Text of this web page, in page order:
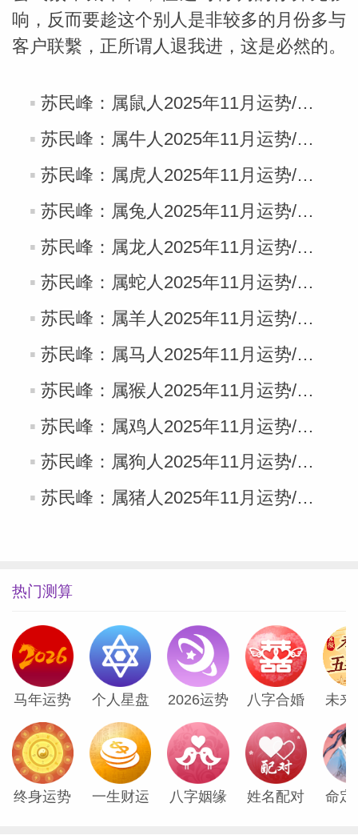
响，反而要趁这个别人是非较多的月份多与
客户联繫，正所谓人退我进，这是必然的。
苏民峰：属鼠人2025年11月运势/丁亥月运势（11.7-12.6）
苏民峰：属牛人2025年11月运势/丁亥月运势（11.7-12.6）
苏民峰：属虎人2025年11月运势/丁亥月运势（11.7-12.6）
苏民峰：属兔人2025年11月运势/丁亥月运势（11.7-12.6）
苏民峰：属龙人2025年11月运势/丁亥月运势（11.7-12.6）
苏民峰：属蛇人2025年11月运势/丁亥月运势（11.7-12.6）
苏民峰：属羊人2025年11月运势/丁亥月运势（11.7-12.6）
苏民峰：属马人2025年11月运势/丁亥月运势（11.7-12.6）
苏民峰：属猴人2025年11月运势/丁亥月运势（11.7-12.6）
苏民峰：属鸡人2025年11月运势/丁亥月运势（11.7-12.6）
苏民峰：属狗人2025年11月运势/丁亥月运势（11.7-12.6）
苏民峰：属猪人2025年11月运势/丁亥月运势（11.7-12.6）
热门测算
马年运势 个人星盘 2026运势 八字合婚 未来
终身运势 一生财运 八字姻缘 姓名配对 命定